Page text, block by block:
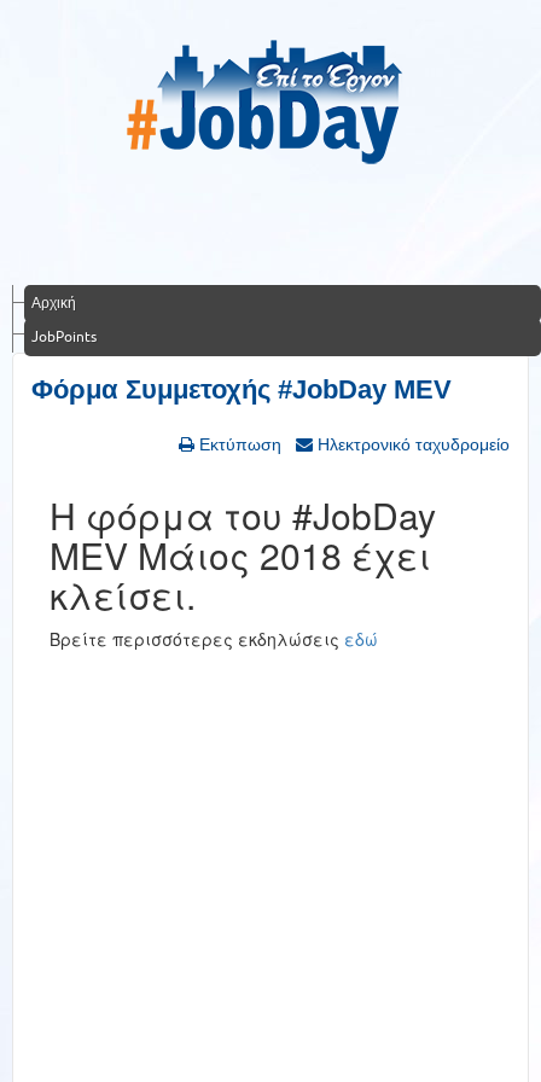
Αρχική
JobPoints
Φόρμα Συμμετοχής #JobDay MEV
Εκτύπωση Ηλεκτρονικό ταχυδρομείο